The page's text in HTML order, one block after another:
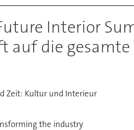
Interior
auf die
Zeit: Kultur und Interieur
the industry